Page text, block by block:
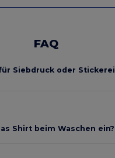
FAQ
Siebdruck oder Stickerei
Shirt beim Waschen ein?